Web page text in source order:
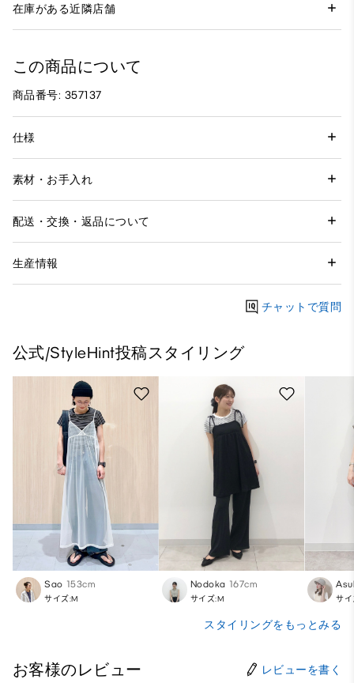
在庫がある近隣店舗
この商品について
商品番号: 357137
仕様
素材・お手入れ
配送・交換・返品について
生産情報
チャットで質問
公式/StyleHint投稿スタイリング
Sao 153cm
サイズ:M
Nodoka 167cm
サイズ:M サ
スタイリングをもっとみる
お客様のレビュー レビューを書く